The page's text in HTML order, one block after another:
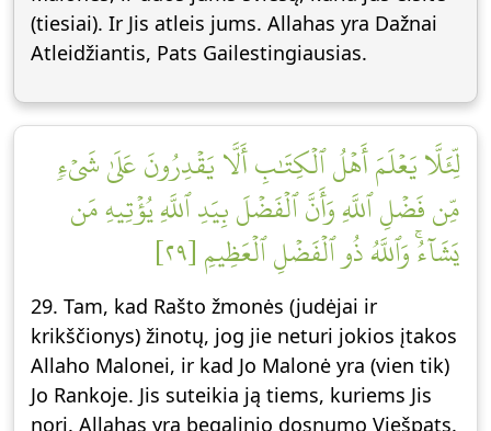
(tiesiai). Ir Jis atleis jums. Allahas yra Dažnai
Atleidžiantis, Pats Gailestingiausias.
لِّئَلَّا يَعۡلَمَ أَهۡلُ ٱلۡكِتَٰبِ أَلَّا يَقۡدِرُونَ عَلَىٰ شَيۡءٖ
مِّن فَضۡلِ ٱللَّهِ وَأَنَّ ٱلۡفَضۡلَ بِيَدِ ٱللَّهِ يُؤۡتِيهِ مَن
يَشَآءُۚ وَٱللَّهُ ذُو ٱلۡفَضۡلِ ٱلۡعَظِيمِ [٢٩]
29. Tam, kad Rašto žmonės (judėjai ir
krikščionys) žinotų, jog jie neturi jokios įtakos
Allaho Malonei, ir kad Jo Malonė yra (vien tik)
Jo Rankoje. Jis suteikia ją tiems, kuriems Jis
nori. Allahas yra begalinio dosnumo Viešpats.